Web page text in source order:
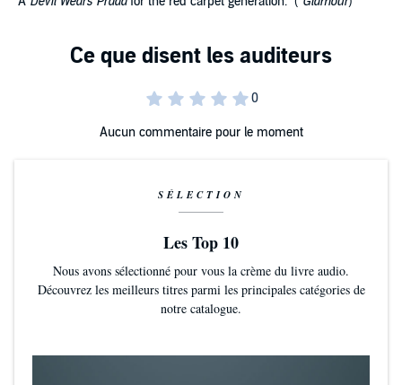
Aucun commentaire pour le moment
SÉLECTION
Les Top 10
Nous avons sélectionné pour vous la crème du livre audio.
Découvrez les meilleurs titres parmi les principales catégories de
notre catalogue.